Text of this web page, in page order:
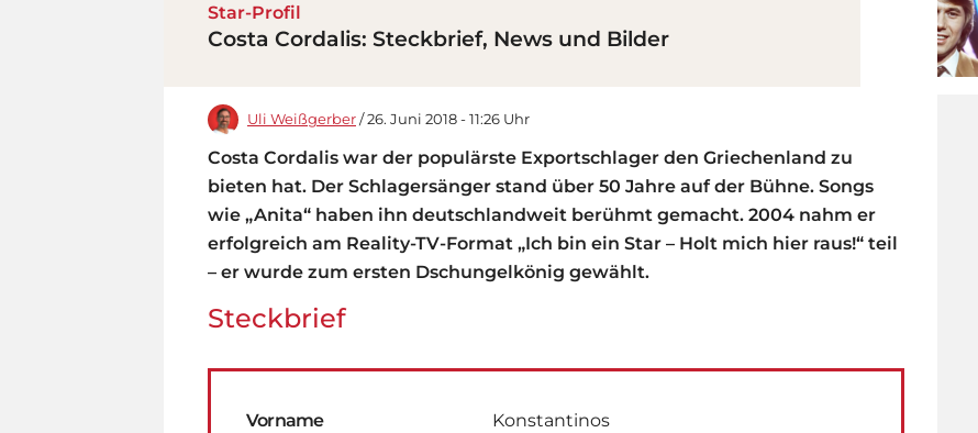
Star-Profil
Costa Cordalis: Steckbrief, News und Bilder
Uli Weißgerber / 26. Juni 2018 - 11:26 Uhr
Costa Cordalis war der populärste Exportschlager den Griechenland zu
bieten hat. Der Schlagersänger stand über 50 Jahre auf der Bühne. Songs
wie „Anita“ haben ihn deutschlandweit berühmt gemacht. 2004 nahm er
erfolgreich am Reality-TV-Format „Ich bin ein Star – Holt mich hier raus!“ teil
– er wurde zum ersten Dschungelkönig gewählt.
Steckbrief
Vorname Konstantinos